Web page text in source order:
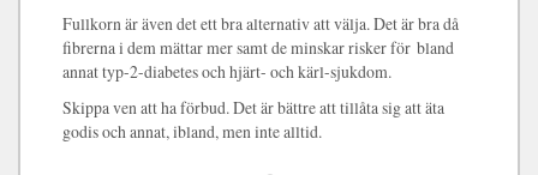
Fullkorn är även det ett bra alternativ att välja. Det är bra då
fibrerna i dem mättar mer samt de minskar risker för bland
annat typ-2-diabetes och hjärt- och kärl-sjukdom.
Skippa ven att ha förbud. Det är bättre att tillåta sig att äta
godis och annat, ibland, men inte alltid.